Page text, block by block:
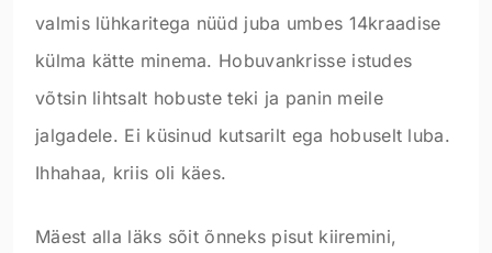
valmis lühkaritega nüüd juba umbes 14kraadise
külma kätte minema. Hobuvankrisse istudes
võtsin lihtsalt hobuste teki ja panin meile
jalgadele. Ei küsinud kutsarilt ega hobuselt luba.
Ihhahaa, kriis oli käes.
Mäest alla läks sõit õnneks pisut kiiremini,